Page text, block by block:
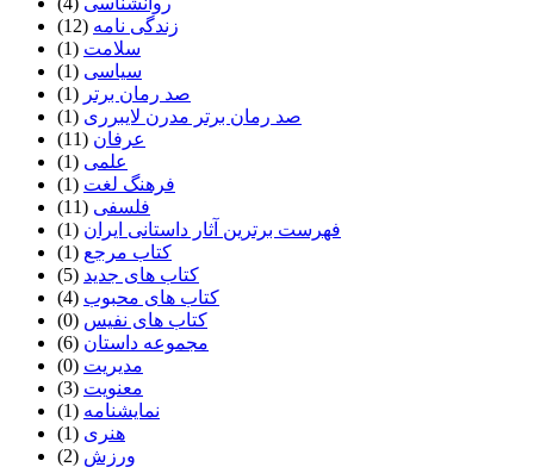
زندگی نامه (12)
سلامت (1)
سیاسی (1)
صد رمان برتر (1)
صد رمان برتر مدرن لایبرری (1)
عرفان (11)
علمی (1)
فرهنگ لغت (1)
فلسفی (11)
فهرست برترین آثار داستانی ایران (1)
کتاب مرجع (1)
کتاب های جدید (5)
کتاب های محبوب (4)
کتاب های نفیس (0)
مجموعه داستان (6)
مدیریت (0)
معنویت (3)
نمایشنامه (1)
هنری (1)
ورزش (2)